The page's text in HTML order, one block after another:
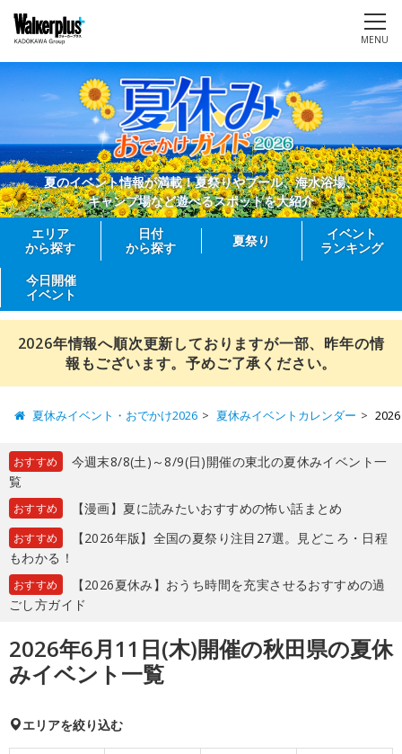
MENU
夏のイベント情報が満載！夏祭りやプール、海水浴場、
キャンプ場など遊べるスポットを大紹介
エリア
から探す
日付
から探す
夏祭り
イベント
ランキング
今日開催
イベント
2026年情報へ順次更新しておりますが一部、昨年の情
報もございます。予めご了承ください。
夏休みイベント・おでかけ2026 夏休みイベントカレンダー
おすすめ
今週末8/8(土)～8/9(日)開催の東北の夏休みイベント一
覧
おすすめ 【漫画】夏に読みたいおすすめの怖い話まとめ
おすすめ
【2026年版】全国の夏祭り注目27選。見どころ・日程
もわかる！
おすすめ
【2026夏休み】おうち時間を充実させるおすすめの過
ごし方ガイド
2026年6月11日(木)開催の秋田県の夏休
みイベント一覧
エリアを絞り込む